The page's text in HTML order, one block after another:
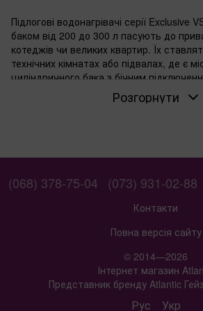
Підлогові водонагрівачі серії Exclusive
баком від 200 до 300 л пасують до
котеджів чи великих квартир. Їх
технічних кімнатах або підвалах, де є
циліндричного бака з бічним
Для яких систем підходять
води для кількох точок одночасно.
Підлоговий монтаж спрощує установку
високими стелями чи обмеженим
Коли обирати сухий ТЕН у
накопичується на колбі, а не на
замінюють колбу без зливу бака. У
ТЕНа вищий, ніж у моделей з мокрим.
Розгорнути
(068) 378-75-04 (073) 931-02-88
Контакти
Повна версія сайту
© 2014—2026
Інтернет магазин
Представник бренду Atlantic
Рус Укр